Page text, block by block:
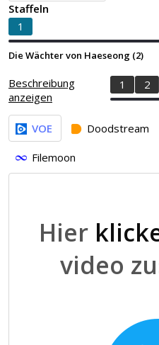
Staffeln
1
Die Wächter von Haeseong (2)
1 2
Beschreibung
anzeigen
VOE Doodstream
Filemoon
Hier
video